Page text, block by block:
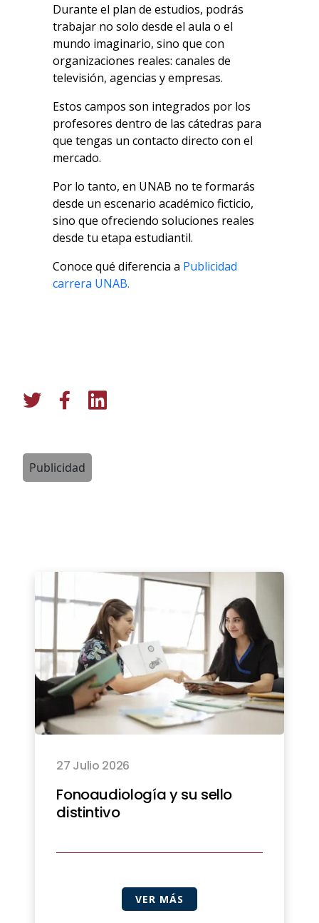
Durante el plan de estudios, podrás
trabajar no solo desde el aula o el
mundo imaginario, sino que con
organizaciones reales: canales de
televisión, agencias y empresas.
Estos campos son integrados por los
profesores dentro de las cátedras para
que tengas un contacto directo con el
mercado.
Por lo tanto, en UNAB no te formarás
desde un escenario académico ficticio,
sino que ofreciendo soluciones reales
desde tu etapa estudiantil.
Conoce qué diferencia a Publicidad
carrera UNAB.
Publicidad
27 Julio 2026
Fonoaudiología y su sello
distintivo
VER MÁS